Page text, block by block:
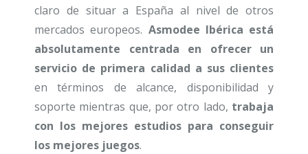
claro de situar a España al nivel de otros
mercados europeos. Asmodee Ibérica está
absolutamente centrada en ofrecer un
servicio de primera calidad a sus clientes
en términos de alcance, disponibilidad y
soporte mientras que, por otro lado, trabaja
con los mejores estudios para conseguir
los mejores juegos.